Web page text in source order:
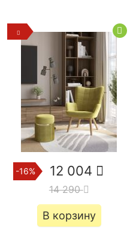
-16% 12 004
14 290
В корзину